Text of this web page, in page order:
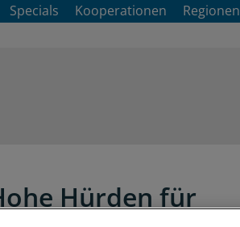
Specials Kooperationen Regionen
Hürden für